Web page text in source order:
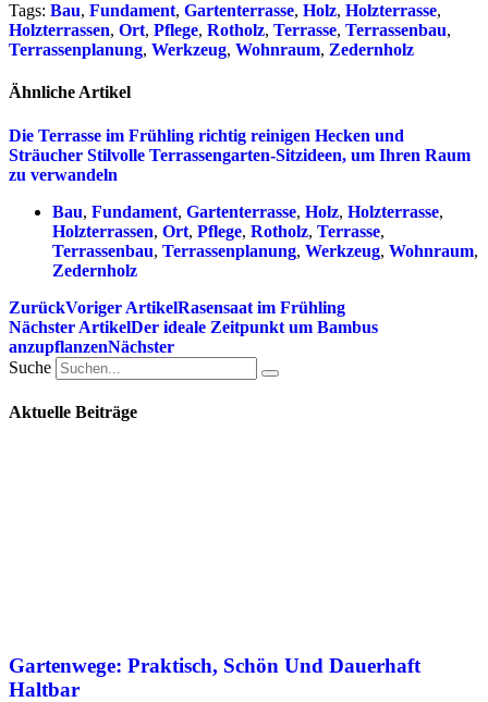
Tags: Bau, Fundament, Gartenterrasse, Holz, Holzterrasse,
Holzterrassen, Ort, Pflege, Rotholz, Terrasse, Terrassenbau,
Terrassenplanung, Werkzeug, Wohnraum, Zedernholz
Ähnliche Artikel
Die Terrasse im Frühling richtig reinigen Hecken und
Sträucher Stilvolle Terrassengarten-Sitzideen, um Ihren Raum
zu verwandeln
Bau, Fundament, Gartenterrasse, Holz, Holzterrasse,
Holzterrassen, Ort, Pflege, Rotholz, Terrasse,
Terrassenbau, Terrassenplanung, Werkzeug, Wohnraum,
Zedernholz
ZurückVoriger ArtikelRasensaat im Frühling
Nächster ArtikelDer ideale Zeitpunkt um Bambus
anzupflanzenNächster
Suche
Aktuelle Beiträge
Gartenwege: Praktisch, Schön Und Dauerhaft
Haltbar